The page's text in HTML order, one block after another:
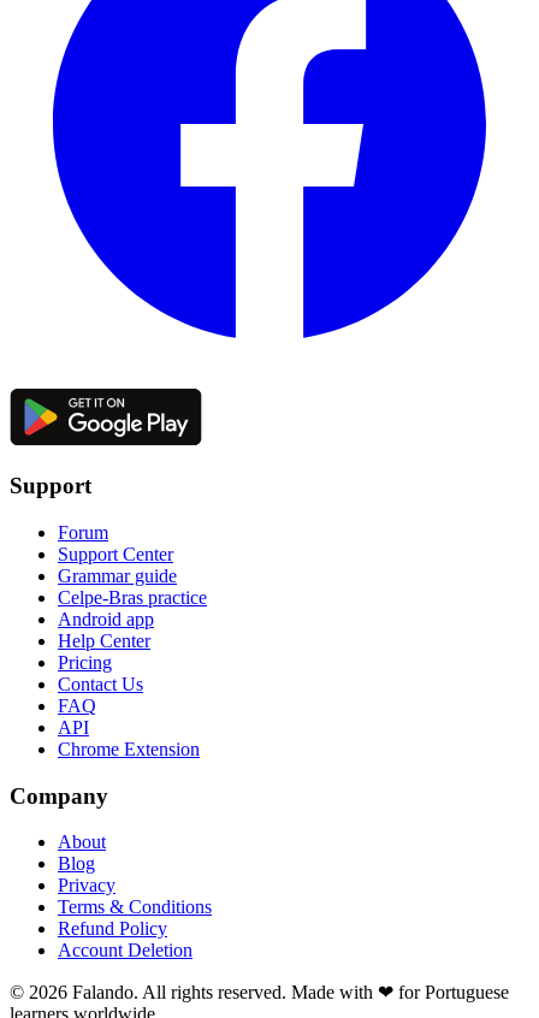
Support
Forum
Support Center
Grammar guide
Celpe-Bras practice
Android app
Help Center
Pricing
Contact Us
FAQ
API
Chrome Extension
Company
About
Blog
Privacy
Terms & Conditions
Refund Policy
Account Deletion
© 2026 Falando. All rights reserved. Made with ❤ for Portuguese